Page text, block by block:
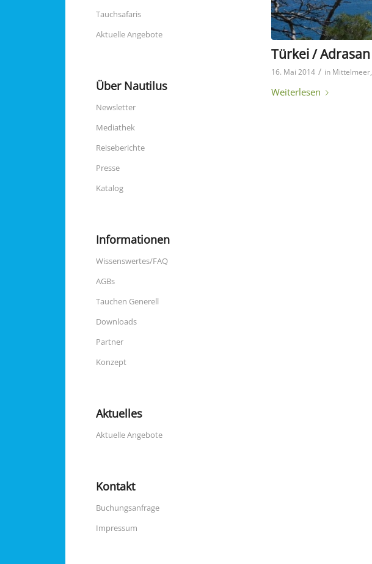
Türkei / Adrasan
16. Mai 2014 / in Mittelmeer,
Weiterlesen
Tauchsafaris
Aktuelle Angebote
Über Nautilus
Newsletter
Mediathek
Reiseberichte
Presse
Katalog
Informationen
Wissenswertes/FAQ
AGBs
Tauchen Generell
Downloads
Partner
Konzept
Aktuelles
Aktuelle Angebote
Kontakt
Buchungsanfrage
Impressum